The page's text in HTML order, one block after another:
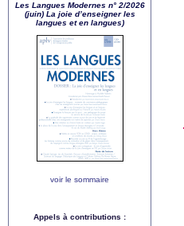
Les Langues Modernes n° 2/2026
(juin) La joie d’enseigner les
langues et en langues)
voir le sommaire
Appels à contributions :